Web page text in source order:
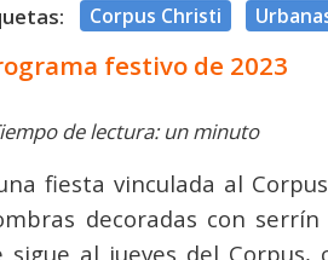
Corpus Christi
festivo de 2023
de lectura: un minuto
fiesta vinculada al
decoradas con
sigue al jueves del